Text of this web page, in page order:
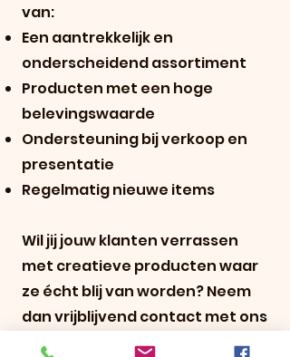
van:
Een aantrekkelijk en
onderscheidend assortiment
Producten met een hoge
belevingswaarde
Ondersteuning bij verkoop en
presentatie
Regelmatig nieuwe items
Wil jij jouw klanten verrassen
met creatieve producten waar
ze écht blij van worden? Neem
dan vrijblijvend contact met ons
op voor de mogelijkheden.